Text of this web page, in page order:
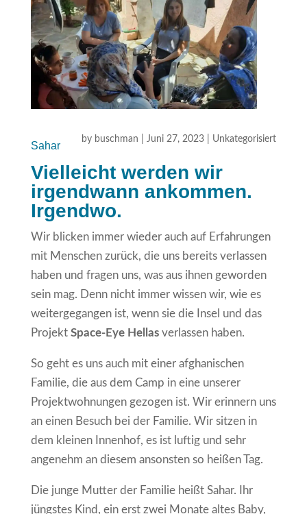
Sahar
by buschman |Juni 27, 2023 Unkategorisiert
Vielleicht werden wir
irgendwann ankommen.
Irgendwo.
Wir blicken immer wieder auch auf Erfahrungen
mit Menschen zurück, die uns bereits verlassen
haben und fragen uns, was aus ihnen geworden
sein mag. Denn nicht immer wissen wir, wie es
weitergegangen ist, wenn sie die Insel und das
Projekt Space-Eye Hellasverlassen haben.
So geht es uns auch mit einer afghanischen
Familie, die aus dem Camp in eine unserer
Projektwohnungen gezogen ist. Wir erinnern uns
an einen Besuch bei der Familie. Wir sitzen in
dem kleinen Innenhof, es ist luftig und sehr
angenehm an diesem ansonsten so heißen Tag.
Die junge Mutter der Familie heißt Sahar. Ihr
jüngstes Kind, ein erst zwei Monate altes Baby,